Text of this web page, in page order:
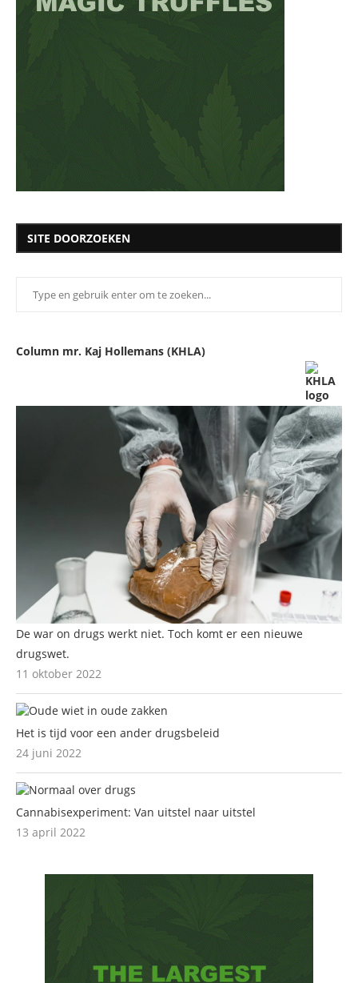
SITE DOORZOEKEN
Column mr. Kaj Hollemans (KHLA)
De war on drugs werkt niet. Toch komt er een nieuwe
drugswet.
11 oktober 2022
Het is tijd voor een ander drugsbeleid
24 juni 2022
Cannabisexperiment: Van uitstel naar uitstel
13 april 2022